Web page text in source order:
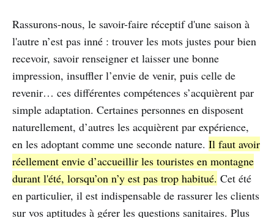
Rassurons-nous, le savoir-faire réceptif d'une saison à
l'autre n’est pas inné : trouver les mots justes pour bien
recevoir, savoir renseigner et laisser une bonne
impression, insuffler l’envie de venir, puis celle de
revenir… ces différentes compétences s’acquièrent par
simple adaptation. Certaines personnes en disposent
naturellement, d’autres les acquièrent par expérience,
en les adoptant comme une seconde nature. Il faut avoir
réellement envie d’accueillir les touristes en montagne
durant l'été, lorsqu’on n’y est pas trop habitué. Cet été
en particulier, il est indispensable de rassurer les clients
sur vos aptitudes à gérer les questions sanitaires. Plus